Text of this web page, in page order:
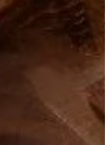
se zachová jinak. Cesta,
se zavře. Plány se